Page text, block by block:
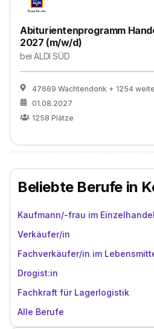
Abiturientenprogramm
2027 (m/w/d)
beiALDI SÜD
47669 Wachtendonk + 1254
01.08.2027
1258 Plätze
Beliebte Berufe in
Kaufmann/-frau im Einzelhandel
Verkäufer/in
Fachverkäufer/in im
Drogist:in
Fachkraft für Lagerlogistik
Alle Berufe